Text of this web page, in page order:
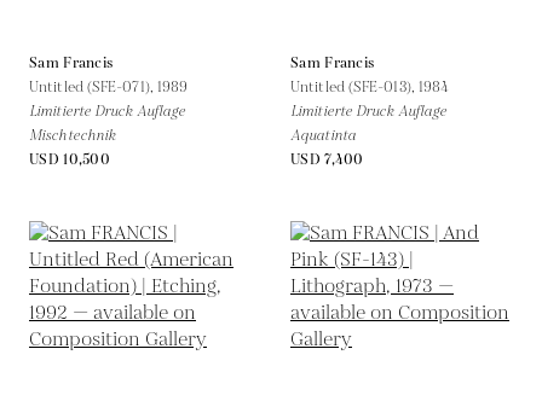
Sam Francis
Untitled (SFE-071), 1989
Limitierte Druck Auflage
Mischtechnik
USD 10,500
Sam Francis
Untitled (SFE-013), 1984
Limitierte Druck Auflage
Aquatinta
USD 7,400